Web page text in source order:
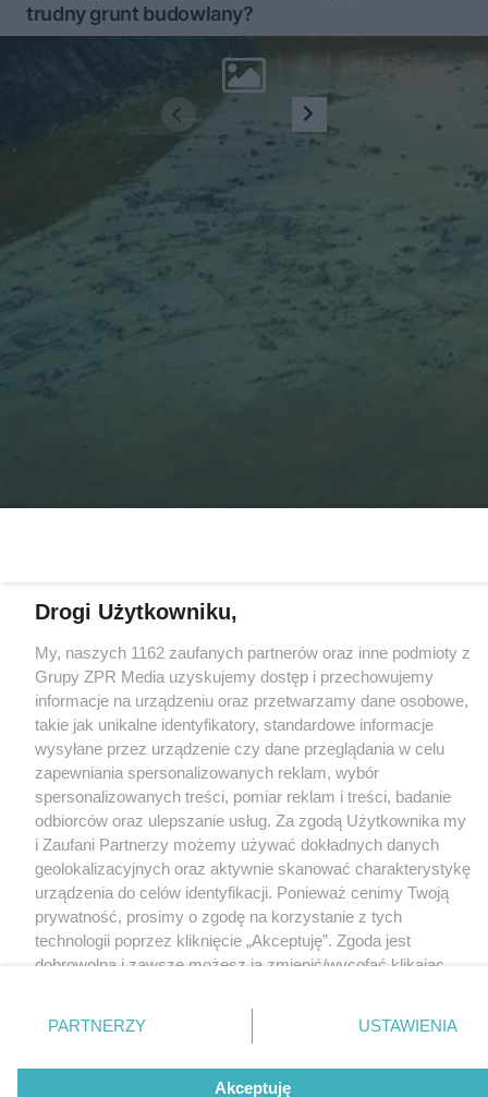
trudny grunt budowlany?
Żaden utwór zamieszczony w serwisie nie może być powielany i
rozpowszechniany lub dalej rozpowszechniany w jakikolwiek sposób
(w tym także elektroniczny lub mechaniczny) na jakimkolwiek polu
eksploatacji w jakiejkolwiek formie, włącznie z umieszczaniem w
Internecie bez pisemnej zgody właściciela praw. Jakiekolwiek użycie
lub wykorzystanie utworów w całości lub w części z naruszeniem
Nasze serwisy
© 2026 Grupa ZPR Media
Drogi Użytkowniku,
My, naszych 1162 zaufanych partnerów oraz inne podmioty z
Grupy ZPR Media uzyskujemy dostęp i przechowujemy
informacje na urządzeniu oraz przetwarzamy dane osobowe,
takie jak unikalne identyfikatory, standardowe informacje
wysyłane przez urządzenie czy dane przeglądania w celu
zapewniania spersonalizowanych reklam, wybór
spersonalizowanych treści, pomiar reklam i treści, badanie
odbiorców oraz ulepszanie usług. Za zgodą Użytkownika my
i Zaufani Partnerzy możemy używać dokładnych danych
geolokalizacyjnych oraz aktywnie skanować charakterystykę
urządzenia do celów identyfikacji. Ponieważ cenimy Twoją
prywatność, prosimy o zgodę na korzystanie z tych
technologii poprzez kliknięcie „Akceptuję”. Zgoda jest
dobrowolna i zawsze możesz ją zmienić/wycofać klikając
dolnym rogu strony
. Niektóre rodzaje przetwarzania
danych nie wymagają zgody użytkownika, ale masz prawo
sprzeciwić się takiemu przetwarzaniu. Preferencje będą
miały zastosowanie tylko na tej witrynie.
PARTNERZY USTAWIENIA
Akceptuję